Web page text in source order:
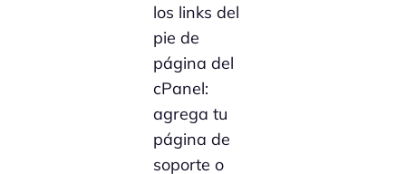
los links del
pie de
página del
cPanel:
agrega tu
página de
soporte o